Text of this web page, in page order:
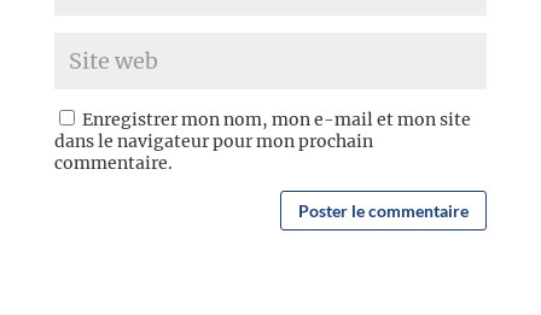
Enregistrer mon nom, mon e-mail et mon site
dans le navigateur pour mon prochain
commentaire.